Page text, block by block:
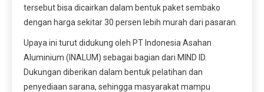
tersebut bisa dicairkan dalam bentuk paket sembako
dengan harga sekitar 30 persen lebih murah dari pasaran.
Upaya ini turut didukung oleh PT Indonesia Asahan
Aluminium (INALUM) sebagai bagian dari MIND ID.
Dukungan diberikan dalam bentuk pelatihan dan
penyediaan sarana, sehingga masyarakat mampu